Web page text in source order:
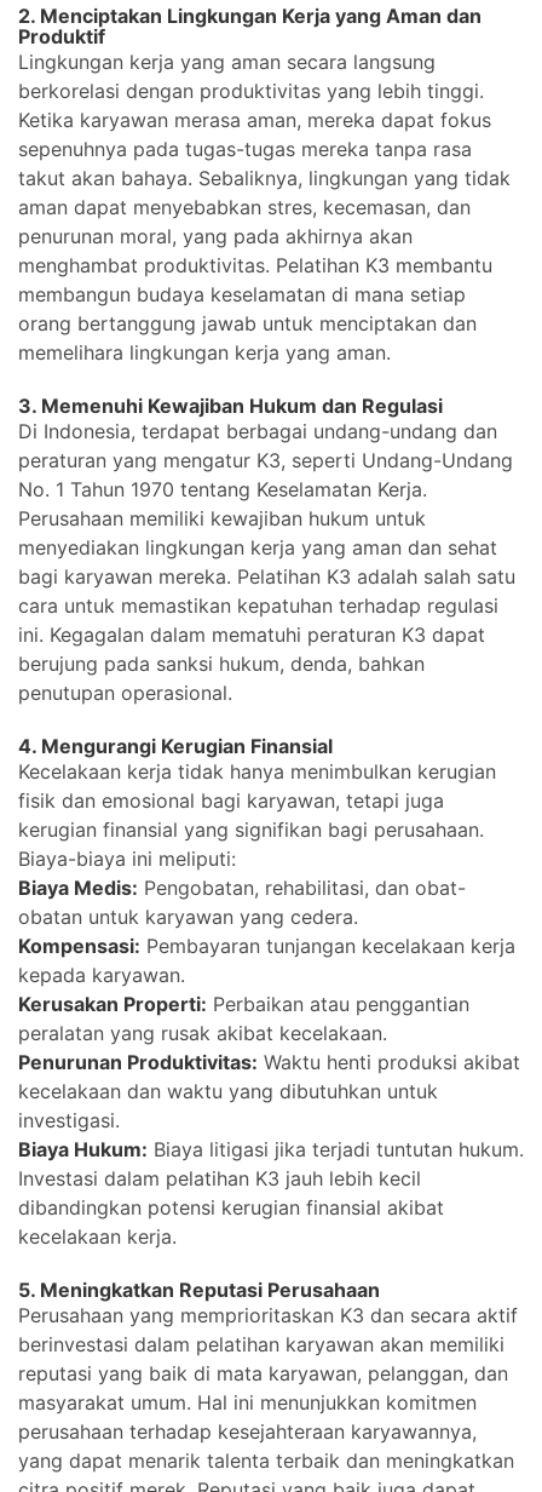
2. Menciptakan Lingkungan Kerja yang Aman dan
Produktif
Lingkungan kerja yang aman secara langsung
berkorelasi dengan produktivitas yang lebih tinggi.
Ketika karyawan merasa aman, mereka dapat fokus
sepenuhnya pada tugas-tugas mereka tanpa rasa
takut akan bahaya. Sebaliknya, lingkungan yang tidak
aman dapat menyebabkan stres, kecemasan, dan
penurunan moral, yang pada akhirnya akan
menghambat produktivitas. Pelatihan K3 membantu
membangun budaya keselamatan di mana setiap
orang bertanggung jawab untuk menciptakan dan
memelihara lingkungan kerja yang aman.
3. Memenuhi Kewajiban Hukum dan Regulasi
Di Indonesia, terdapat berbagai undang-undang dan
peraturan yang mengatur K3, seperti Undang-Undang
No. 1 Tahun 1970 tentang Keselamatan Kerja.
Perusahaan memiliki kewajiban hukum untuk
menyediakan lingkungan kerja yang aman dan sehat
bagi karyawan mereka. Pelatihan K3 adalah salah satu
cara untuk memastikan kepatuhan terhadap regulasi
ini. Kegagalan dalam mematuhi peraturan K3 dapat
berujung pada sanksi hukum, denda, bahkan
penutupan operasional.
4. Mengurangi Kerugian Finansial
Kecelakaan kerja tidak hanya menimbulkan kerugian
fisik dan emosional bagi karyawan, tetapi juga
kerugian finansial yang signifikan bagi perusahaan.
Biaya-biaya ini meliputi:
Biaya Medis: Pengobatan, rehabilitasi, dan obat-
obatan untuk karyawan yang cedera.
Kompensasi: Pembayaran tunjangan kecelakaan kerja
kepada karyawan.
Kerusakan Properti: Perbaikan atau penggantian
peralatan yang rusak akibat kecelakaan.
Penurunan Produktivitas: Waktu henti produksi akibat
kecelakaan dan waktu yang dibutuhkan untuk
investigasi.
Biaya Hukum: Biaya litigasi jika terjadi tuntutan hukum.
Investasi dalam pelatihan K3 jauh lebih kecil
dibandingkan potensi kerugian finansial akibat
kecelakaan kerja.
5. Meningkatkan Reputasi Perusahaan
Perusahaan yang memprioritaskan K3 dan secara aktif
berinvestasi dalam pelatihan karyawan akan memiliki
reputasi yang baik di mata karyawan, pelanggan, dan
masyarakat umum. Hal ini menunjukkan komitmen
perusahaan terhadap kesejahteraan karyawannya,
yang dapat menarik talenta terbaik dan meningkatkan